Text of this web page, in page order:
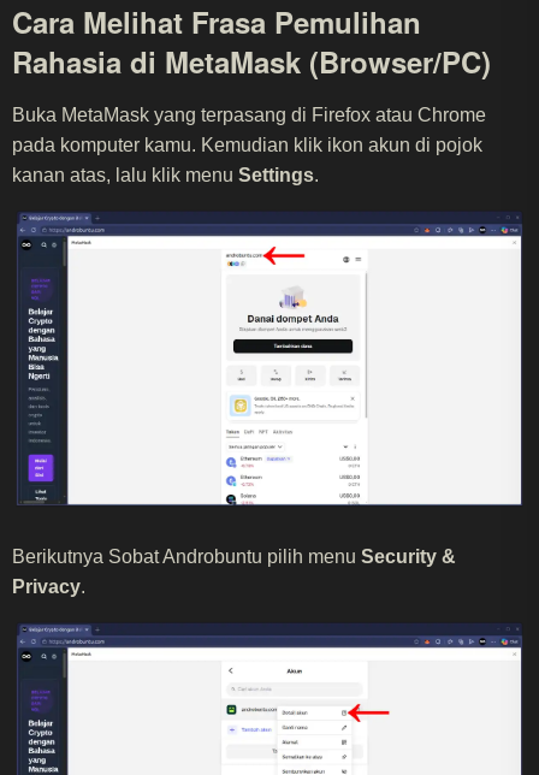
Cara Melihat Frasa Pemulihan
Rahasia di MetaMask (Browser/PC)
Buka MetaMask yang terpasang di Firefox atau Chrome
pada komputer kamu. Kemudian klik ikon akun di pojok
kanan atas, lalu klik menu Settings.
Berikutnya Sobat Androbuntu pilih menu Security &
Privacy.